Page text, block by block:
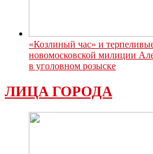
«Козлиный час» и
новомосковской милиции
в уголовном розыске
ЛИЦА ГОРОДА